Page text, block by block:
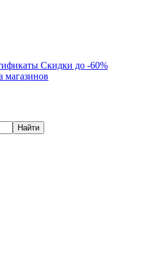
Скидки до -60%
магазинов
Найти